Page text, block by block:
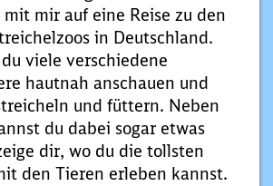
mir auf eine Reise zu den
in Deutschland.
viele verschiedene
hautnah anschauen und
und füttern. Neben
du dabei sogar etwas
dir, wo du die tollsten
den Tieren erleben kannst.